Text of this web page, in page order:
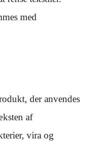
med
der anvendes
af
vira og